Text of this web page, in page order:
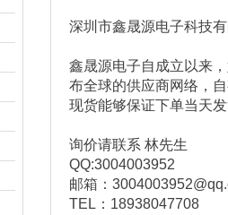
深圳市鑫晟源电子科技
鑫晟源电子自成立以来
布全球的供应商网络，
现货能够保证下单当天
询价请联系 林先生
QQ:3004003952
邮箱：
TEL ： 18938047708